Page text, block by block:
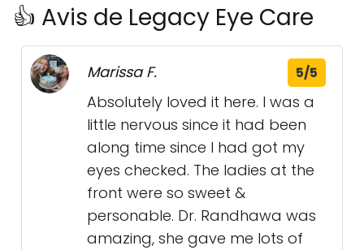
👍 Avis de Legacy Eye Care
Marissa F. 5/5
Absolutely loved it here. I was a
little nervous since it had been
along time since I had got my
eyes checked. The ladies at the
front were so sweet &
personable. Dr. Randhawa was
amazing, she gave me lots of